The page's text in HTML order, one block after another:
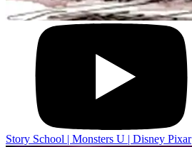
Story School | Monsters U | Disney Pixar